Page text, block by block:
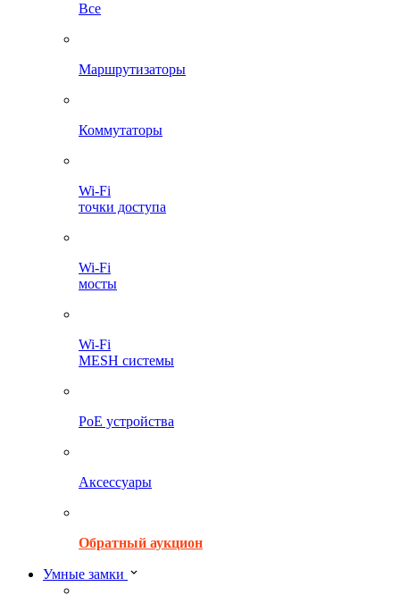
Все
Маршрутизаторы
Коммутаторы
Wi-Fi
точки доступа
Wi-Fi
мосты
Wi-Fi
MESH системы
PoE устройства
Аксессуары
Обратный аукцион
Умные замки